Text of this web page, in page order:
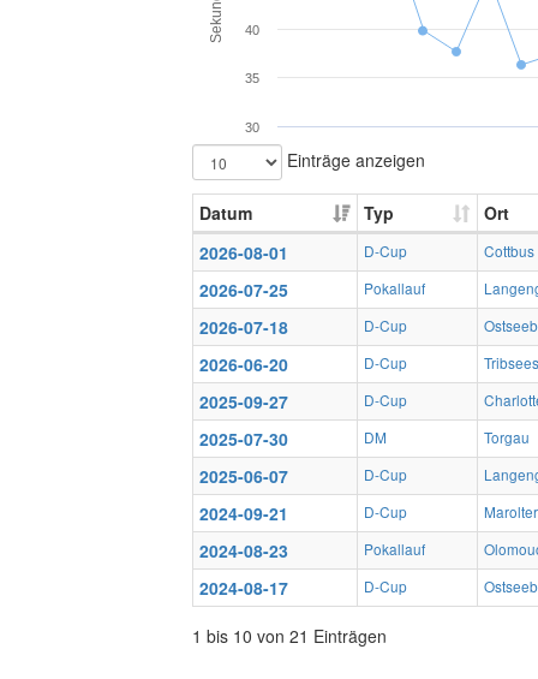
30
35
40
Einträge anzeigen
Datum Typ
Ort
2026-08-01
D-Cup Cottbus
2026-07-25 Pokallauf
2026-07-18 D-Cup
2026-06-20 D-Cup Tribsees
2025-09-27 D-Cup
2025-07-30 DM Torgau
2025-06-07 D-Cup
2024-09-21 D-Cup
2024-08-23 Pokallauf
2024-08-17 D-Cup
1 bis 10 von 21 Einträgen